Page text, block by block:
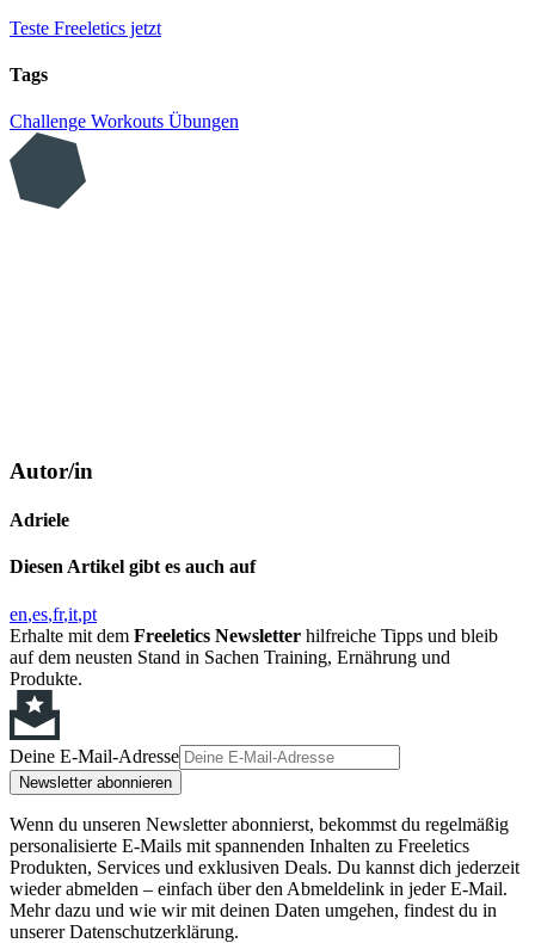
Teste Freeletics jetzt
Tags
Challenge Workouts Übungen
Autor/in
Adriele
Diesen Artikel gibt es auch auf
en es fr it pt
Erhalte mit dem Freeletics Newsletter hilfreiche Tipps und bleib
auf dem neusten Stand in Sachen Training, Ernährung und
Produkte.
Deine E-Mail-Adresse
Newsletter abonnieren
Wenn du unseren Newsletter abonnierst, bekommst du regelmäßig
personalisierte E-Mails mit spannenden Inhalten zu Freeletics
Produkten, Services und exklusiven Deals. Du kannst dich jederzeit
wieder abmelden – einfach über den Abmeldelink in jeder E-Mail.
Mehr dazu und wie wir mit deinen Daten umgehen, findest du in
unserer Datenschutzerklärung.